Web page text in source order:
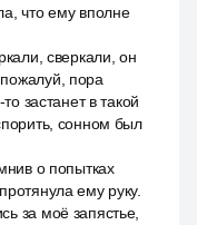
что ему вполне
сверкали, он
пора
застанет в такой
сонном был
о попытках
ему руку.
за моё запястье,